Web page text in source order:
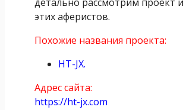
этих аферистов.
Похожие названия проекта:
HT-JX.
Адрес сайта:
https://ht-jx.com